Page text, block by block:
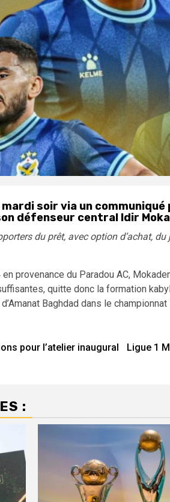
mardi soir via un
défenseur central Idir
du prêt, avec option d’achat,
en provenance du Paradou AC,
quitte donc la formation
Baghdad dans le championnat
pour l’atelier inaugural
Ligue 1
: